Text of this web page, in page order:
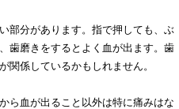
部分があります。指で押しても、ぶ
歯磨きをするとよく血が出ます。歯
関係しているかもしれません。
ら血が出ること以外は特に痛みはな